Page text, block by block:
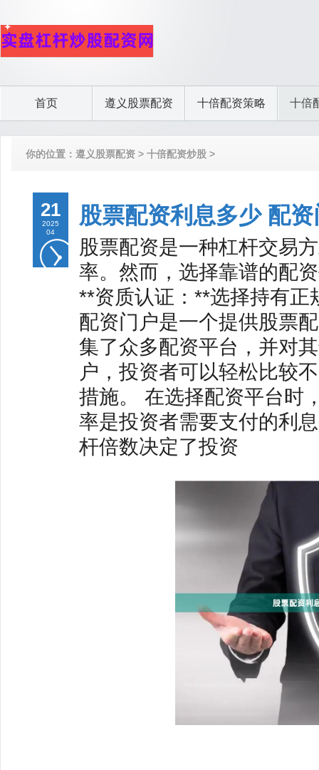
首页 遵义股票配资 十倍配资策略 十倍
你的位置： 遵义股票配资 > 十倍配资炒股 >
21
2025
04
股票配资利息多少 配
股票配资是一种杠杆交易
率。然而，选择靠谱的配
**资质认证：**选择持有
配资门户是一个提供股票
集了众多配资平台，并对
户，投资者可以轻松比较
措施。 在选择配资平台时
率是投资者需要支付的利
杆倍数决定了投资